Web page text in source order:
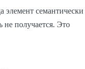
элемент семантически
получается. Это